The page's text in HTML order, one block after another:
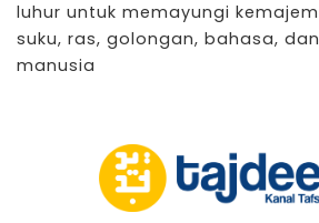
luhur untuk memayungi
suku, ras, golongan, bahasa,
manusia